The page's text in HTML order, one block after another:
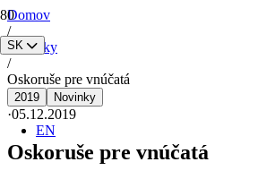
SK
EN
Domov
/
Novinky
/
Oskoruše pre vnúčatá
2019 Novinky
·05.12.2019
Oskoruše pre vnúčatá